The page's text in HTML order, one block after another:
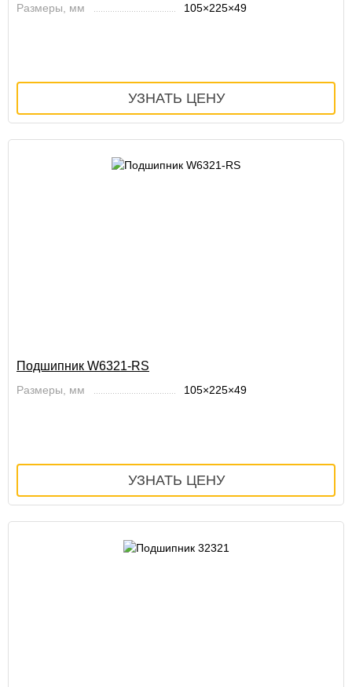
Размеры, мм 105×225×49
Подшипник W6321-RS
Размеры, мм 105×225×49